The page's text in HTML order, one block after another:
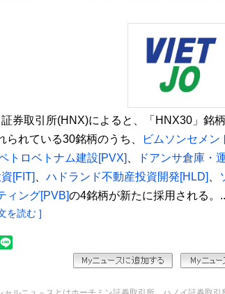
券取引所(HNX)によると、「HNX30」銘
られている30銘柄のうち、
ビムソンセメン
トロベトナム建設[PVX] ドアンサ倉庫・
[FIT] ハドランド不動産投資開発[HLD]
ィング[PVB]の4銘柄が新たに採用される。
を読む ]